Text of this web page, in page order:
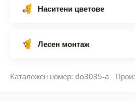
Наситени цветове
Лесен монтаж
Каталожен номер: do3035-a